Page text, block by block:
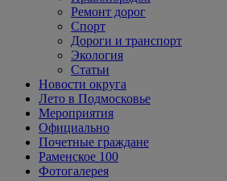
Ремонт дорог
Спорт
Дороги и транспорт
Экология
Статьи
Новости округа
Лето в Подмосковье
Мероприятия
Официально
Почетные граждане
Раменское 100
Фотогалерея